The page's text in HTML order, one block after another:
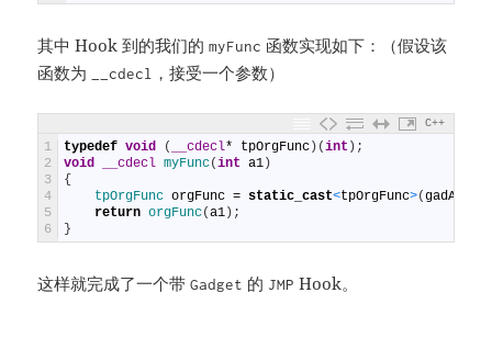
其中 Hook 到的我们的myFunc 函数实现如下：（假设该
函数为
__cdecl ，接受一个参数）
C++
1
2
3
4
5
6
typedef void ( __cdecl* tpOrgFunc) (int ) ;
void
__cdecl myFunc(int a1)
{
tpOrgFunc orgFunc = static_cast<tpOrgFunc>(
return orgFunc(a1) ;
}
这样就完成了一个带Gadget 的 JMP Hook。